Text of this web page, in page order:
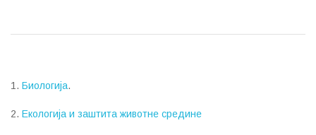
1. Биологија.
2. Екологија и заштита животне средине